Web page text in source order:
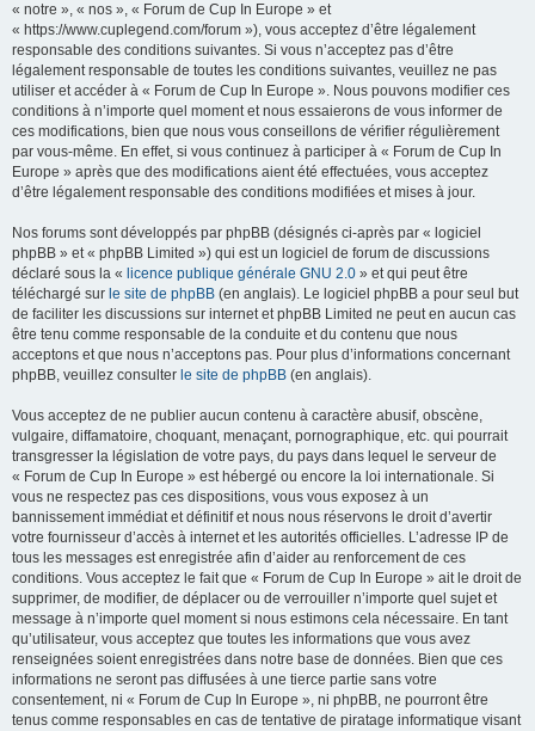
« notre », « nos », « Forum de Cup In Europe » et
« https://www.cuplegend.com/forum »), vous acceptez d’être légalement
responsable des conditions suivantes. Si vous n’acceptez pas d’être
légalement responsable de toutes les conditions suivantes, veuillez ne pas
utiliser et accéder à « Forum de Cup In Europe ». Nous pouvons modifier ces
conditions à n’importe quel moment et nous essaierons de vous informer de
ces modifications, bien que nous vous conseillons de vérifier régulièrement
par vous-même. En effet, si vous continuez à participer à « Forum de Cup In
Europe » après que des modifications aient été effectuées, vous acceptez
d’être légalement responsable des conditions modifiées et mises à jour.
Nos forums sont développés par phpBB (désignés ci-après par « logiciel
phpBB » et « phpBB Limited ») qui est un logiciel de forum de discussions
déclaré sous la « licence publique générale GNU 2.0 » et qui peut être
téléchargé sur le site de phpBB (en anglais). Le logiciel phpBB a pour seul but
de faciliter les discussions sur internet et phpBB Limited ne peut en aucun cas
être tenu comme responsable de la conduite et du contenu que nous
acceptons et que nous n’acceptons pas. Pour plus d’informations concernant
phpBB, veuillez consulter le site de phpBB (en anglais).
Vous acceptez de ne publier aucun contenu à caractère abusif, obscène,
vulgaire, diffamatoire, choquant, menaçant, pornographique, etc. qui pourrait
transgresser la législation de votre pays, du pays dans lequel le serveur de
« Forum de Cup In Europe » est hébergé ou encore la loi internationale. Si
vous ne respectez pas ces dispositions, vous vous exposez à un
bannissement immédiat et définitif et nous nous réservons le droit d’avertir
votre fournisseur d’accès à internet et les autorités officielles. L’adresse IP de
tous les messages est enregistrée afin d’aider au renforcement de ces
conditions. Vous acceptez le fait que « Forum de Cup In Europe » ait le droit de
supprimer, de modifier, de déplacer ou de verrouiller n’importe quel sujet et
message à n’importe quel moment si nous estimons cela nécessaire. En tant
qu’utilisateur, vous acceptez que toutes les informations que vous avez
renseignées soient enregistrées dans notre base de données. Bien que ces
informations ne seront pas diffusées à une tierce partie sans votre
consentement, ni « Forum de Cup In Europe », ni phpBB, ne pourront être
tenus comme responsables en cas de tentative de piratage informatique visant